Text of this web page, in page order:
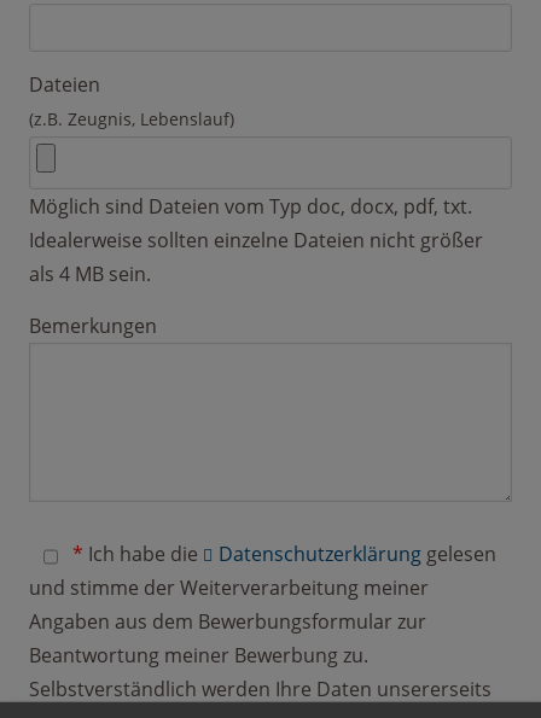
Dateien
(z.B. Zeugnis, Lebenslauf)
Möglich sind Dateien vom Typ doc, docx, pdf, txt.
Idealerweise sollten einzelne Dateien nicht größer
als 4 MB sein.
Bemerkungen
* Ich habe die Datenschutzerklärung gelesen
und stimme der Weiterverarbeitung meiner
Angaben aus dem Bewerbungsformular zur
Beantwortung meiner Bewerbung zu.
Selbstverständlich werden Ihre Daten unsererseits